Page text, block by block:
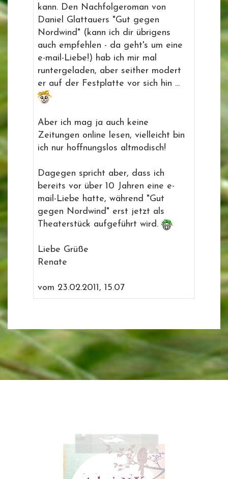
kann. Den Nachfolgeroman von
Daniel Glattauers "Gut gegen
Nordwind" (kann ich dir übrigens
auch empfehlen - da geht's um eine
e-mail-Liebe!) hab ich mir mal
runtergeladen, aber seither modert
er auf der Festplatte vor sich hin ...
Aber ich mag ja auch keine
Zeitungen online lesen, vielleicht bin
ich nur hoffnungslos altmodisch!
Dagegen spricht aber, dass ich
bereits vor über 10 Jahren eine e-
mail-Liebe hatte, während "Gut
gegen Nordwind" erst jetzt als
Theaterstück aufgeführt wird.
Liebe Grüße
Renate
vom 23.02.2011, 15.07